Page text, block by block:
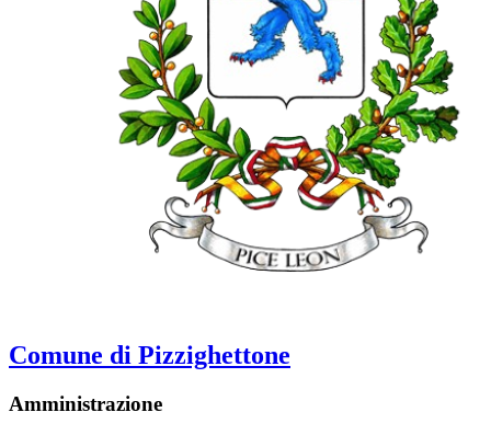
Comune di Pizzighettone
Amministrazione